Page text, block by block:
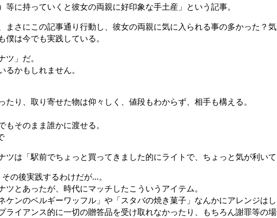
等に持っていくと彼女の両親に好印象な手土産」という記事。
まさにこの記事通り行動し、彼女の両親に気に入られる事の多かった？
は今でも実践している。
」だ。
るかもしれません。
たり、取り寄せた物は仰々しく、値段もわからず、相手も構える。
そのまま誰かに渡せる。
は「駅前でちょっと買ってきました的にライトで、ちょっと気が利いて
の後実践するわけだが…。
とあったが、時代にマッチしたこういうアイテム。
ンのベルギーワッフル」や「スタバの焼き菓子」なんかにアレンジはし
イアンス的に一切の贈答品を受け取れなかったり、もちろん謝罪等の